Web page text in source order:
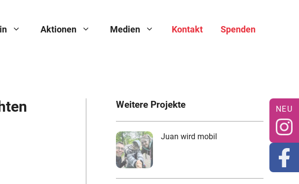
Aktionen Medien Kontakt Spenden
Weitere Projekte
Juan wird mobil